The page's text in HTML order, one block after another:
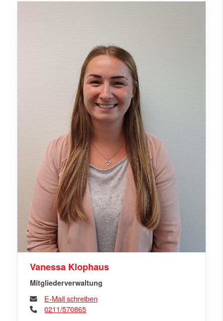
Vanessa Klophaus
Mitgliederverwaltung
E-Mail schreiben
0211/570865